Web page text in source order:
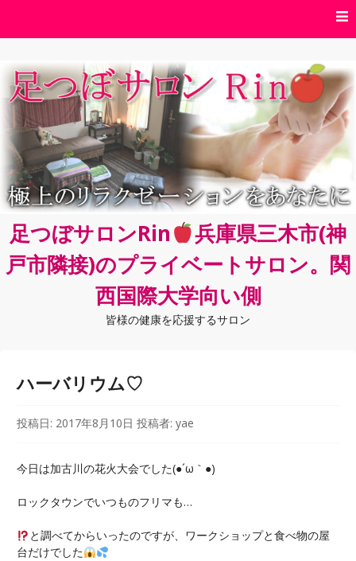
ン
ツ
へ
ス
キ
ッ
プ
足つぼサロンRin
兵庫県三木市(神
戸市隣接)のプライベートサロン。関
西国際大学向い側
皆様の健康を応援するサロン
ハーバリウム♡
投稿日: 2017年8月10日 投稿者:yae
今日は加古川の花火大会でした(●´ω｀●)
ロックタウンでいつものフリマも…
と調べてからいったのですが、ワークショップと食べ物の屋
台だけでした